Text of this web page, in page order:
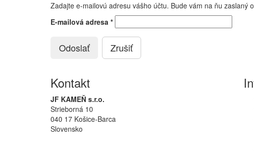
Zadajte e-mailovú adresu vášho účtu. Bude vám na ňu
E-mailová adresa *
Odoslať Zrušiť
Kontakt
JF KAMEŇ s.r.o.
Strieborná 10
040 17 Košice-Barca
Slovensko